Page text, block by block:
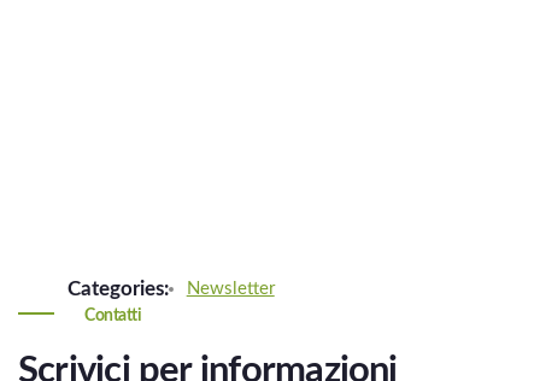
Categories: Newsletter
Contatti
Scrivici per informazioni